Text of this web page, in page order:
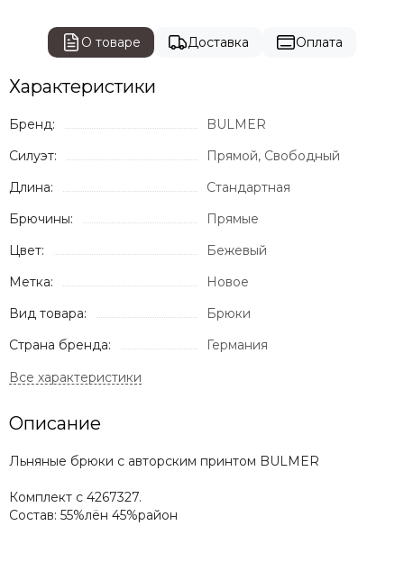
О товаре Доставка Оплата
Характеристики
Бренд:
BULMER
Силуэт:
Прямой, Свободный
Длина:
Стандартная
Брючины:
Прямые
Цвет:
Бежевый
Метка:
Новое
Вид товара:
Брюки
Страна бренда:
Германия
Описание
Льняные брюки с авторским принтом BULMER
Комплект с 4267327.
Состав: 55%лён 45%район